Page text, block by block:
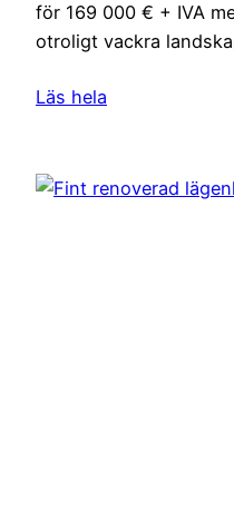
för 169 000 € + IVA
otroligt vackra
Läs hela